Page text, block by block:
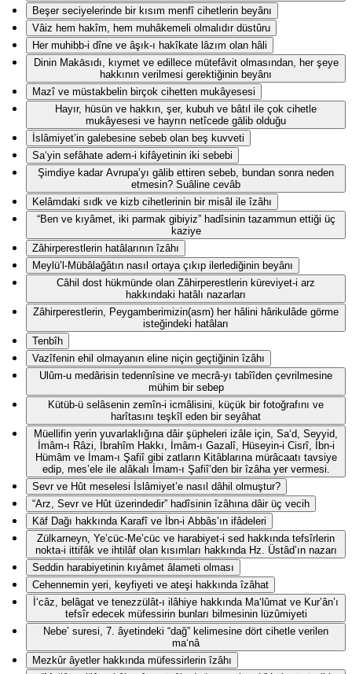
Beşer seciyelerinde bir kısım menfî cihetlerin beyânı
Vâiz hem hakîm, hem muhâkemeli olmalıdır düstûru
Her muhibb-i dîne ve âşık-ı hakîkate lâzım olan hâli
Dinin Makāsıdı, kıymet ve edillece mütefâvit olmasından, her şeye
hakkının verilmesi gerektiğinin beyânı
Mazî ve müstakbelin birçok cihetten mukâyesesi
Hayır, hüsün ve hakkın, şer, kubuh ve bâtıl ile çok cihetle
mukâyesesi ve hayrın netîcede gālib olduğu
İslâmiyet’in galebesine sebeb olan beş kuvveti
Sa‘yin sefâhate adem-i kifâyetinin iki sebebi
Şimdiye kadar Avrupa’yı gālib ettiren sebeb, bundan sonra neden
etmesin? Suâline cevâb
Kelâmdaki sıdk ve kizb cihetlerinin bir misâl ile îzâhı
“Ben ve kıyâmet, iki parmak gibiyiz” hadîsinin tazammun ettiği üç
kaziye
Zâhirperestlerin hatâlarının îzâhı
Meylü’l-Mübâlağâtın nasıl ortaya çıkıp ilerlediğinin beyânı
Câhil dost hükmünde olan Zâhirperestlerin küreviyet-i arz
hakkındaki hatâlı nazarları
Zâhirperestlerin, Peygamberimizin(asm) her hâlini hârikulâde görme
isteğindeki hatâları
Tenbîh
Vazîfenin ehil olmayanın eline niçin geçtiğinin îzâhı
Ulûm-u medârisin tedennîsine ve mecrâ-yı tabîîden çevrilmesine
mühim bir sebep
Kütüb-ü selâsenin zemîn-i icmâlisini, küçük bir fotoğrafını ve
harîtasını teşkîl eden bir seyâhat
Müellifin yerin yuvarlaklığına dâir şüpheleri izâle için, Sa‘d, Seyyid,
İmâm-ı Râzi, İbrahîm Hakkı, İmâm-ı Gazalî, Hüseyin-i Cisrî, İbn-i
Hümâm ve İmam-ı Şafiî gibi zatların Kitâblarına mürâcaatı tavsiye
edip, mes’ele ile alâkalı İmam-ı Şafiî’den bir îzâha yer vermesi.
Sevr ve Hût meselesi İslâmiyet’e nasıl dâhil olmuştur?
“Arz, Sevr ve Hût üzerindedir” hadîsinin îzâhına dâir üç vecih
Kāf Dağı hakkında Karafî ve İbn-i Abbâs’ın ifâdeleri
Zülkarneyn, Ye’cüc-Me’cüc ve harabiyet-i sed hakkında tefsîrlerin
nokta-i ittifâk ve ihtilâf olan kısımları hakkında Hz. Üstâd’ın nazarı
Seddin harabiyetinin kıyâmet âlameti olması
Cehennemin yeri, keyfiyeti ve ateşi hakkında îzâhat
İ‘câz, belâgat ve tenezzülât-ı ilâhiye hakkında Ma‘lûmat ve Kur’ân’ı
tefsîr edecek müfessirin bunları bilmesinin lüzûmiyeti
Nebe’ suresi, 7. âyetindeki “dağ” kelimesine dört cihetle verilen
ma‘nâ
Mezkûr âyetler hakkında müfessirlerin îzâhı